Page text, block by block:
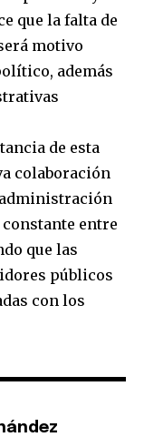
que la falta de
motivo
además
de esta
colaboración
entre
que las
públicos
con los